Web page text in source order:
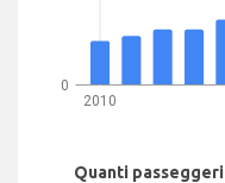
2010
0
Quanti